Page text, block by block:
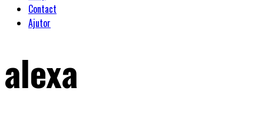
Contact
Ajutor
alexa